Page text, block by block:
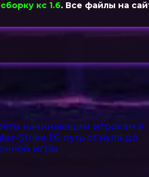
кс 1.6. Все файлы на